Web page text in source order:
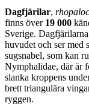
Dagfjärilar,
finns över 19 000
Sverige.
huvudet och ser med
sugsnabel, som kan
Nymphalidae, där är
slanka kroppens
brett triangulära
ryggen.